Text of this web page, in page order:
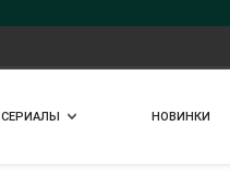
СЕРИАЛЫ НОВИНКИ